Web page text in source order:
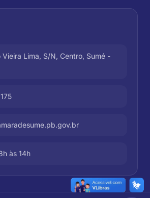
Vieira Lima, S/N, Centro, Sumé -
às 14h